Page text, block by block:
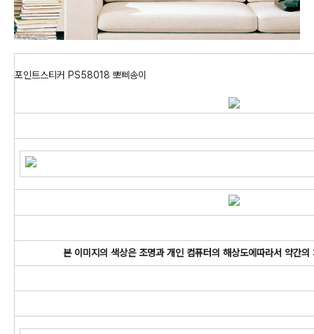
포인트스티커 PS58018 뽀삐송이
본 이미지의 색상은 조명과 개인 컴퓨터의 해상도에따라서 약간의